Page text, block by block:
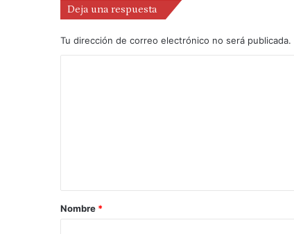
Deja una respuesta
Tu dirección de correo electrónico no será publicada.
Nombre *